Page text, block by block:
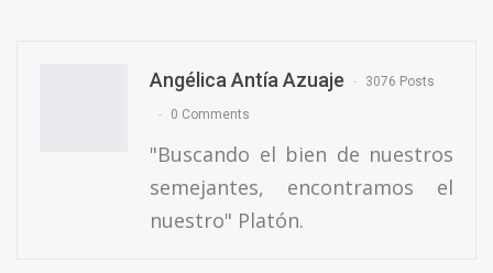
Angélica Antía Azuaje 3076 Posts
0 Comments
"Buscando el bien de nuestros
semejantes, encontramos el
nuestro" Platón.